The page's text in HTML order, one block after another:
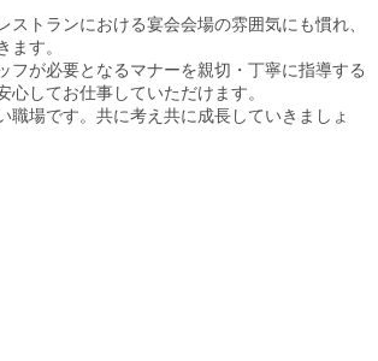
ストランにおける宴会会場の雰囲気にも慣れ、
ます。
フが必要となるマナーを親切・丁寧に指導する
心してお仕事していただけます。
職場です。共に考え共に成長していきましょ